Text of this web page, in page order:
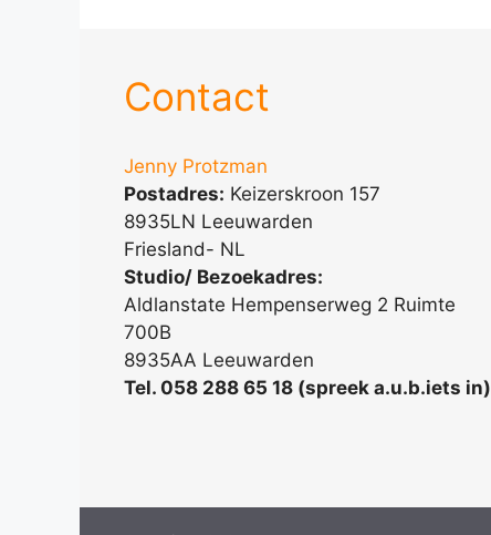
Contact
Jenny Protzman
Postadres: Keizerskroon 157
8935LN Leeuwarden
Friesland- NL
Studio/ Bezoekadres:
Aldlanstate Hempenserweg 2 Ruimte
700B
8935AA Leeuwarden
Tel. 058 288 65 18 (spreek a.u.b.iets in)